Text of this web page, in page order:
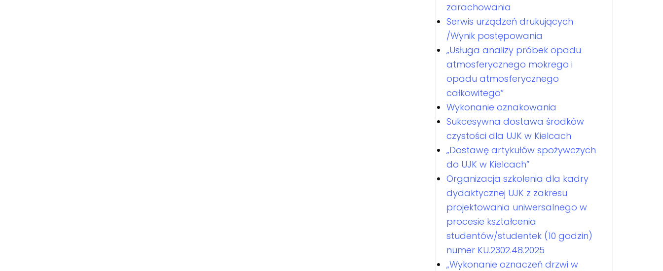
zarachowania
Serwis urządzeń drukujących
/Wynik postępowania
„Usługa analizy próbek opadu
atmosferycznego mokrego i
opadu atmosferycznego
całkowitego”
Wykonanie oznakowania
Sukcesywna dostawa środków
czystości dla UJK w Kielcach
„Dostawę artykułów spożywczych
do UJK w Kielcach”
Organizacja szkolenia dla kadry
dydaktycznej UJK z zakresu
projektowania uniwersalnego w
procesie kształcenia
studentów/studentek (10 godzin)
numer KU.2302.48.2025
„Wykonanie oznaczeń drzwi w